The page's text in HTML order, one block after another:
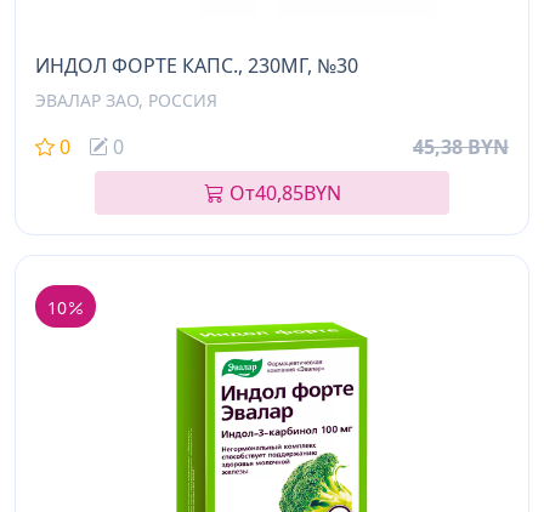
ИНДОЛ ФОРТЕ КАПС., 230МГ, №30
ЭВАЛАР ЗАО, РОССИЯ
0 0
45,38 BYN
От40,85BYN
10